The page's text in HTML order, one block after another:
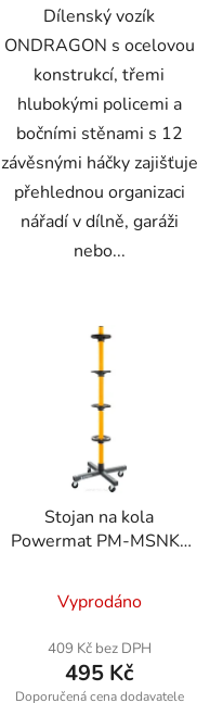
Dílenský vozík
ONDRAGON s ocelovou
konstrukcí, třemi
hlubokými policemi a
bočními stěnami s 12
závěsnými háčky zajišťuje
přehlednou organizaci
nářadí v dílně, garáži
nebo...
Stojan na kola
Powermat PM-MSNK-
šířka 235 mm
Vyprodáno
409 Kč bez DPH
495 Kč